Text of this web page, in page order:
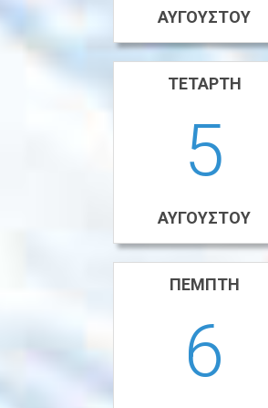
ΑΥΓΟΎΣΤΟΥ
ΤΕΤΆΡΤΗ
5
ΑΥΓΟΎΣΤΟΥ
ΠΈΜΠΤΗ
6